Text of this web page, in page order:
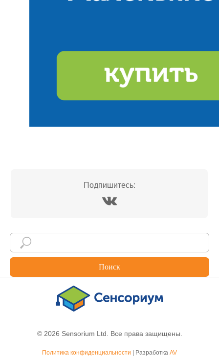
Подпишитесь:
Поиск
Политика конфиденциальности | Разработка AV
© 2026 Sensorium Ltd. Все права защищены.